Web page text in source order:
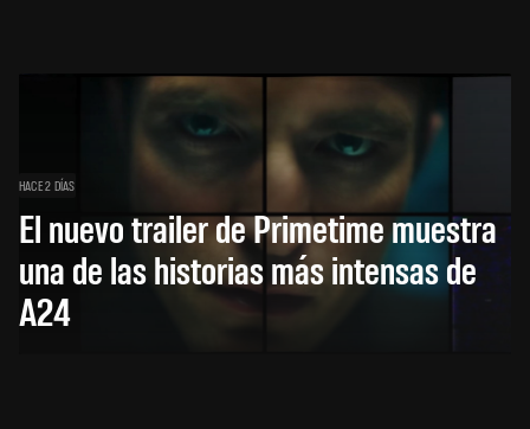
HACE 2 DÍAS
El nuevo trailer de Primetime muestra
una de las historias más intensas de
A24